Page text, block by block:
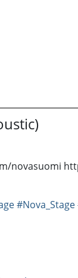
#Nova_Stage